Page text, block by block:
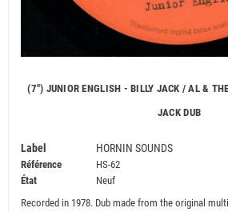
(7") JUNIOR ENGLISH - BILLY JACK / AL &
JACK DUB
Label HORNIN SOUNDS
Référence
HS-62
État
Neuf
Recorded in 1978. Dub made from the original